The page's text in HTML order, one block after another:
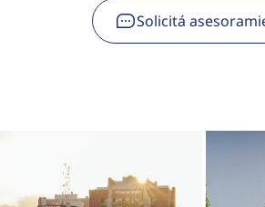
Solicitá